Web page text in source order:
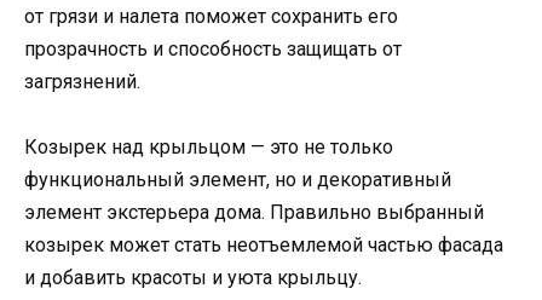
от грязи и налета поможет сохранить его
прозрачность и способность защищать от
загрязнений.
Козырек над крыльцом — это не только
функциональный элемент, но и декоративный
элемент экстерьера дома. Правильно выбранный
козырек может стать неотъемлемой частью фасада
и добавить красоты и уюта крыльцу.